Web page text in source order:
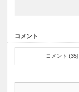
コメント
コメント (35)